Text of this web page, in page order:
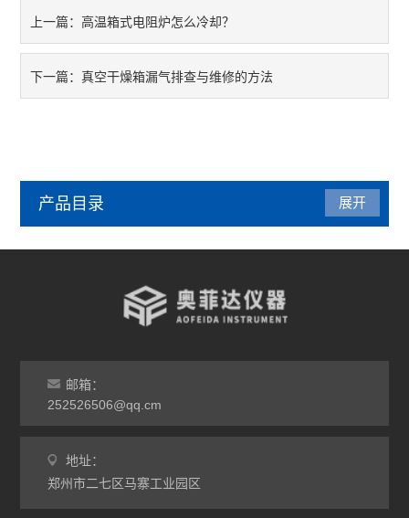
上一篇： 高温箱式电阻炉怎么冷却？
下一篇：真空干燥箱漏气排查与维修的方法
产品目录
干燥箱
烘箱
工业电炉
展开
邮箱：
252526506@qq.cm
地址：
郑州市二七区马寨工业园区